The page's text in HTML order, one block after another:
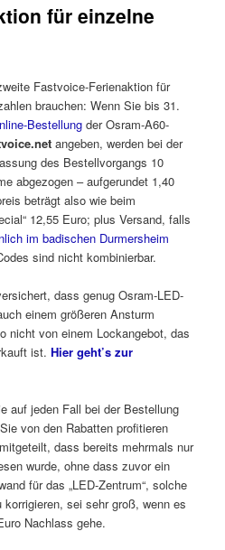
für einzelne
Fastvoice-Ferienaktion für
brauchen: Wenn Sie bis 31.
Bestellungder Osram-A60-
angeben, werden bei der
des Bestellvorgangs 10
abgezogen – aufgerundet 1,40
beträgt also wie beim
12,55 Euro; plus Versand, falls
im badischen Durmersheim
sind nicht kombinierbar.
dass genug Osram-LED-
einem größeren Ansturm
nicht von einem Lockangebot, das
ist.Hier geht’s zur
auf jeden Fall bei der Bestellung
von den Rabatten profitieren
dass bereits mehrmals nur
wurde, ohne dass zuvor ein
für das „LED-Zentrum“, solche
sei sehr groß, wenn es
Nachlass gehe.